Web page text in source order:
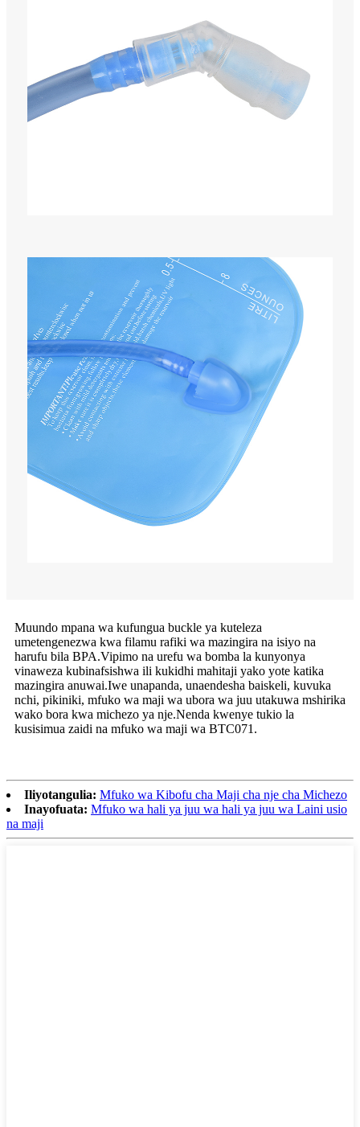
Muundo mpana wa kufungua buckle ya kuteleza
umetengenezwa kwa filamu rafiki wa mazingira na isiyo na
harufu bila BPA.Vipimo na urefu wa bomba la kunyonya
vinaweza kubinafsishwa ili kukidhi mahitaji yako yote katika
mazingira anuwai.Iwe unapanda, unaendesha baiskeli, kuvuka
nchi, pikiniki, mfuko wa maji wa ubora wa juu utakuwa mshirika
wako bora kwa michezo ya nje.Nenda kwenye tukio la
kusisimua zaidi na mfuko wa maji wa BTC071.
Iliyotangulia: Mfuko wa Kibofu cha Maji cha nje cha Michezo
Inayofuata: Mfuko wa hali ya juu wa hali ya juu wa Laini usio
na maji